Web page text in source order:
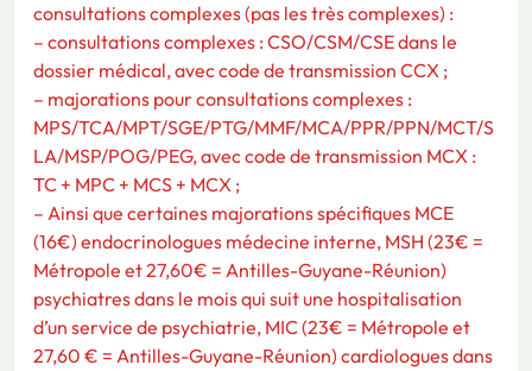
consultations complexes (pas les très complexes) :
– consultations complexes : CSO/CSM/CSE dans le
dossier médical, avec code de transmission CCX ;
– majorations pour consultations complexes :
MPS/TCA/MPT/SGE/PTG/MMF/MCA/PPR/PPN/MCT/S
LA/MSP/POG/PEG, avec code de transmission MCX :
TC + MPC + MCS + MCX ;
– Ainsi que certaines majorations spécifiques MCE
(16€) endocrinologues médecine interne, MSH (23€ =
Métropole et 27,60€ = Antilles-Guyane-Réunion)
psychiatres dans le mois qui suit une hospitalisation
d’un service de psychiatrie, MIC (23€ = Métropole et
27,60 € = Antilles-Guyane-Réunion) cardiologues dans